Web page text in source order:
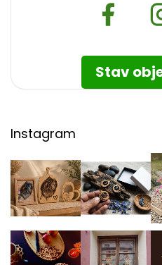
Stav
Instagram